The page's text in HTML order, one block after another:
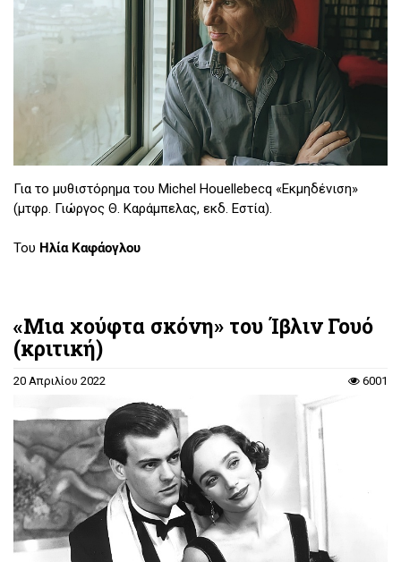
Για το μυθιστόρημα του Michel Houellebecq «Εκμηδένιση»
(μτφρ. Γιώργος Θ. Καράμπελας, εκδ. Εστία).
Του Ηλία Καφάογλου
«Μια χούφτα σκόνη» του Ίβλιν Γουό
(κριτική)
20 Απριλίου 2022 6001